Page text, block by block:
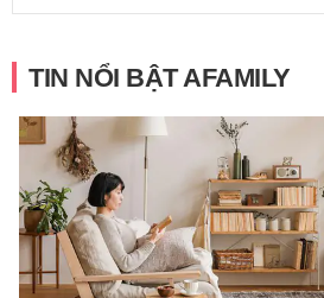
TIN NỔI BẬT AFAMILY